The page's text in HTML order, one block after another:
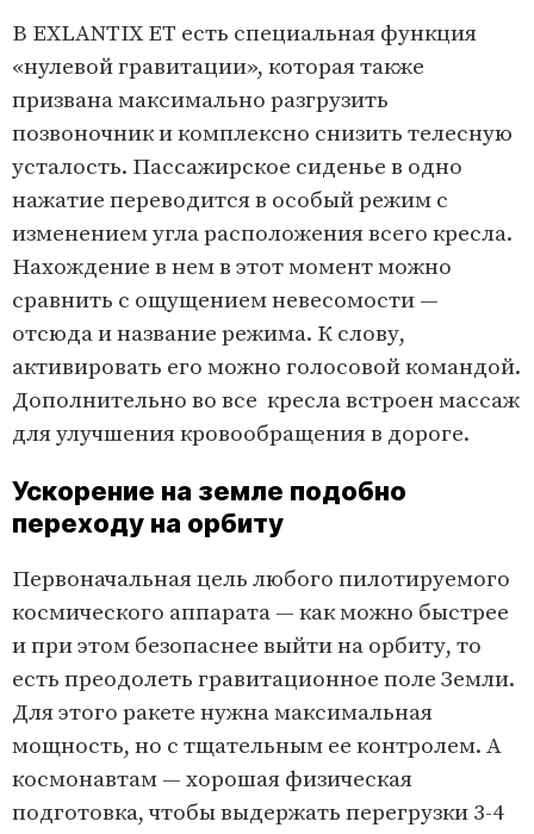
В EXLANTIX ET есть специальная функция
«нулевой гравитации», которая также
призвана максимально разгрузить
позвоночник и комплексно снизить телесную
усталость. Пассажирское сиденье в одно
нажатие переводится в особый режим с
изменением угла расположения всего кресла.
Нахождение в нем в этот момент можно
сравнить с ощущением невесомости —
отсюда и название режима. К слову,
активировать его можно голосовой командой.
Дополнительно во все кресла встроен массаж
для улучшения кровообращения в дороге.
Ускорение на земле подобно
переходу на орбиту
Первоначальная цель любого пилотируемого
космического аппарата — как можно быстрее
и при этом безопаснее выйти на орбиту, то
есть преодолеть гравитационное поле Земли.
Для этого ракете нужна максимальная
мощность, но с тщательным ее контролем. А
космонавтам — хорошая физическая
подготовка, чтобы выдержать перегрузки 3-4